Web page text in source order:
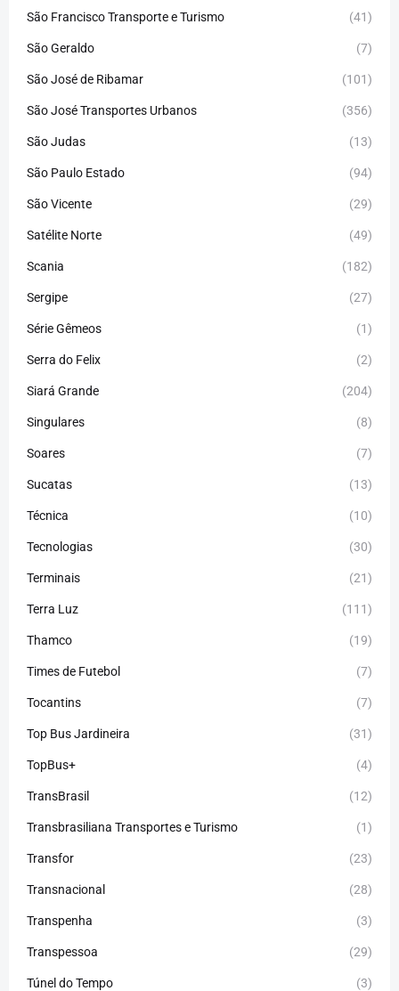
São Francisco Transporte e Turismo (41)
São Geraldo (7)
São José de Ribamar (101)
São José Transportes Urbanos (356)
São Judas (13)
São Paulo Estado (94)
São Vicente (29)
Satélite Norte (49)
Scania (182)
Sergipe (27)
Série Gêmeos (1)
Serra do Felix (2)
Siará Grande (204)
Singulares (8)
Soares (7)
Sucatas (13)
Técnica (10)
Tecnologias (30)
Terminais (21)
Terra Luz (111)
Thamco (19)
Times de Futebol (7)
Tocantins (7)
Top Bus Jardineira (31)
TopBus+ (4)
TransBrasil (12)
Transbrasiliana Transportes e Turismo (1)
Transfor (23)
Transnacional (28)
Transpenha (3)
Transpessoa (29)
Túnel do Tempo (3)